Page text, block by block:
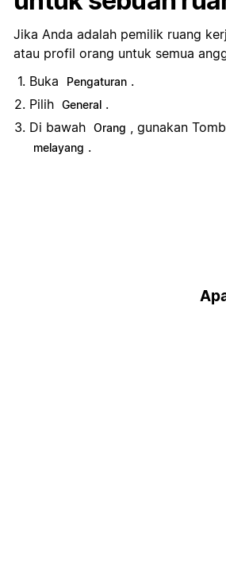
Jika Anda adalah pemilik ruang
atau profil orang untuk semua
Buka
Pengaturan .
Pilih General .
Di bawah Orang , gunakan
melayang .